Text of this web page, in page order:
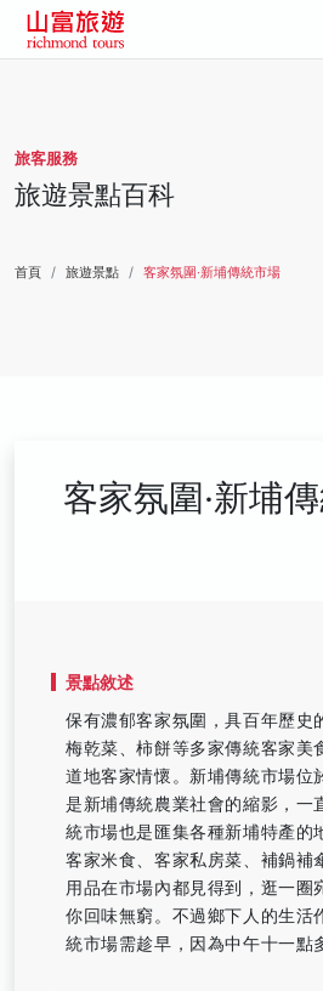
旅客服務
旅遊景點百科
首頁 旅遊景點 客家氛圍‧新埔傳統市場
客家氛圍‧新埔
景點敘述
保有濃郁客家氛圍，具百年歷史
梅乾菜、柿餅等多家傳統客家美
道地客家情懷。新埔傳統市場位
是新埔傳統農業社會的縮影，一
統市場也是匯集各種新埔特產的
客家米食、客家私房菜、補鍋補
用品在市場內都見得到，逛一圈
你回味無窮。不過鄉下人的生活
統市場需趁早，因為中午十一點